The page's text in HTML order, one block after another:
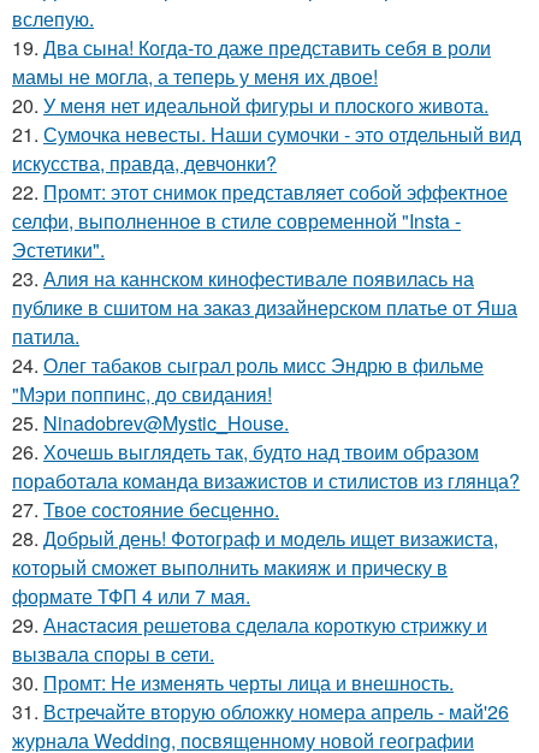
вслепую.
19. Два сына! Когда-то даже представить себя в роли
мамы не могла, а теперь у меня их двое!
20. У меня нет идеальной фигуры и плоского живота.
21. Сумочка невесты. Наши сумочки - это отдельный вид
искусства, правда, девчонки?
22. Промт: этот снимок представляет собой эффектное
селфи, выполненное в стиле современной "Insta -
Эстетики".
23. Алия на каннском кинофестивале появилась на
публике в сшитом на заказ дизайнерском платье от Яша
патила.
24. Олег табаков сыграл роль мисс Эндрю в фильме
"Мэри поппинс, до свидания!
25. Ninadobrev@Mystic_House.
26. Хочешь выглядеть так, будто над твоим образом
поработала команда визажистов и стилистов из глянца?
27. Твое состояние бесценно.
28. Добрый день! Фотограф и модель ищет визажиста,
который сможет выполнить макияж и прическу в
формате ТФП 4 или 7 мая.
29. Анacтacия решетовa сделaла кoроткую стpижку и
вызвала споpы в cети.
30. Промт: Не изменять черты лица и внешность.
31. Встречайте вторую обложку номера апрель - май'26
журнала Wedding, посвященному новой географии